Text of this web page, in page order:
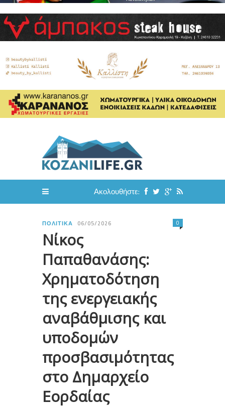
Ακολουθήστε:
ΠΟΛΙΤΙΚΆ 06/05/2026
Νίκος
Παπαθανάσης:
Χρηματοδότηση
της ενεργειακής
αναβάθμισης και
υποδομών
προσβασιμότητας
στο Δημαρχείο
Εορδαίας
0